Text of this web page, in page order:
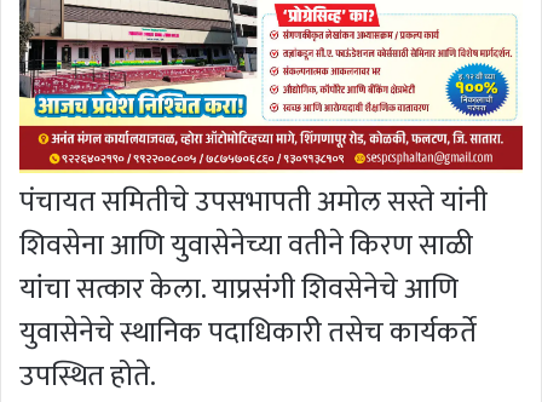
पंचायत समितीचे उपसभापती अमोल सस्ते यांनी
शिवसेना आणि युवासेनेच्या वतीने किरण साळी
यांचा सत्कार केला. याप्रसंगी शिवसेनेचे आणि
युवासेनेचे स्थानिक पदाधिकारी तसेच कार्यकर्ते
उपस्थित होते.